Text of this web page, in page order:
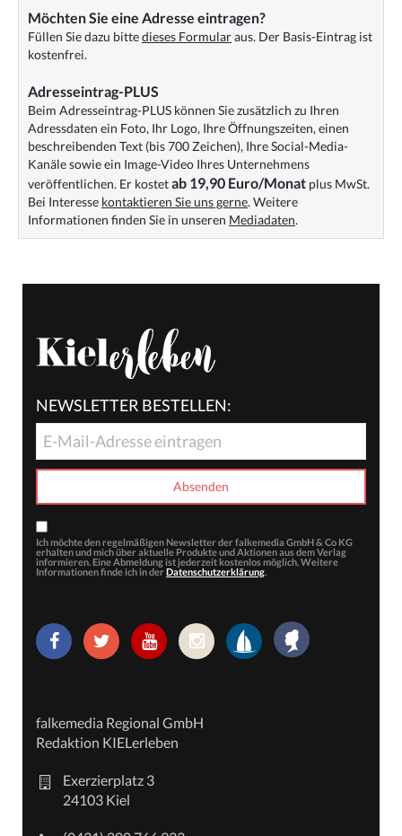
Möchten Sie eine Adresse eintragen?
Füllen Sie dazu bittedieses Formularaus. Der Basis-Eintrag ist
kostenfrei.
Adresseintrag-PLUS
Beim Adresseintrag-PLUS können Sie zusätzlich zu Ihren
Adressdaten ein Foto, Ihr Logo, Ihre Öffnungszeiten, einen
beschreibenden Text (bis 700 Zeichen), Ihre Social-Media-
Kanäle sowie ein Image-Video Ihres Unternehmens
veröffentlichen. Er kostetab 19,90 Euro/Monat plus MwSt.
Bei Interesse kontaktieren Sie uns gerne. Weitere
Informationen finden Sie in unseren Mediadaten.
NEWSLETTER BESTELLEN:
Ich möchte den regelmäßigen Newsletter der falkemedia GmbH & Co KG
erhalten und mich über aktuelle Produkte und Aktionen aus dem Verlag
informieren. Eine Abmeldung ist jederzeit kostenlos möglich. Weitere
Informationen finde ich in der Datenschutzerklärung.
falkemedia Regional GmbH
Redaktion KIELerleben
Exerzierplatz 3
24103 Kiel